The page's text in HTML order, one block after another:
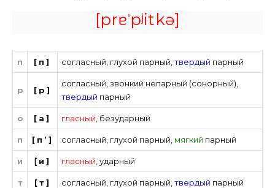
[prɐˈpʲitkə]
п [п] согласный глухой парный ,твердый парный
р [р]
согласный ,звонкий непарный (сонорный)
твердый парный
о [а] гласный безударный
п [п’] согласный глухой парный мягкий парный
и [́и] гласный ,ударный
т [т] согласный глухой парный ,твердый парный